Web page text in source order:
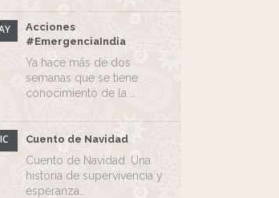
Acciones
#EmergenciaIndia
Ya hace más de dos
semanas que se tiene
conocimiento de la …
Cuento de Navidad
Cuento de Navidad. Una
historia de supervivencia y
esperanza…